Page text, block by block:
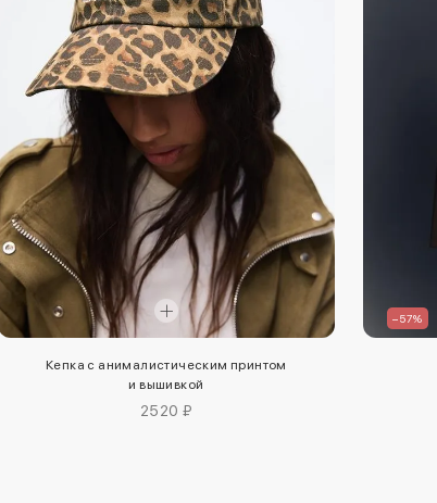
Кепка с анималистическим принтом
и вышивкой
2520 ₽
–57%